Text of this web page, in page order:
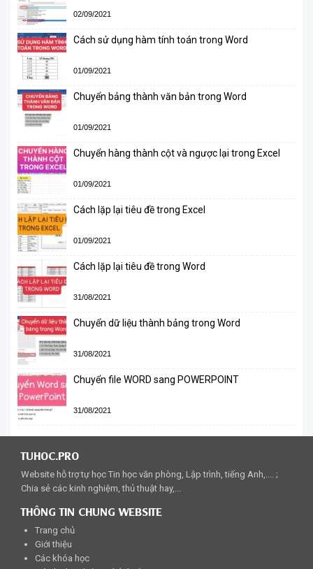
02/09/2021
Cách sử dụng hàm tính toán trong Word
01/09/2021
Chuyển bảng thành văn bản trong Word
01/09/2021
Chuyển hàng thành cột và ngược lại trong Excel
01/09/2021
Cách lặp lại tiêu đề trong Excel
01/09/2021
Cách lặp lại tiêu đề trong Word
31/08/2021
Chuyển dữ liệu thành bảng trong Word
31/08/2021
Chuyển file WORD sang POWERPOINT
31/08/2021
TUHOC.PRO
Website hỗ trợ tự học Tin học văn phòng, Lập trình, tiếng Anh,.... ;
Chia sẻ các kinh nghiệm, thủ thuật hay,...
THÔNG TIN CHUNG WEBSITE
Trang chủ
Giới thiệu
Các khóa học